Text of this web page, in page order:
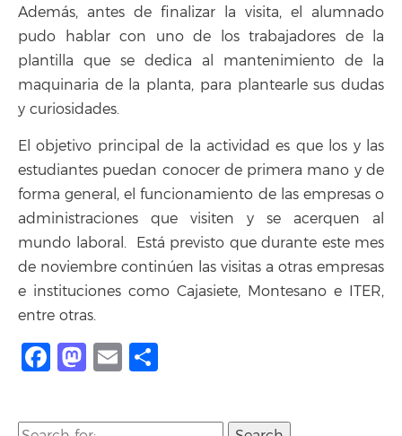
Además, antes de finalizar la visita, el alumnado
pudo hablar con uno de los trabajadores de la
plantilla que se dedica al mantenimiento de la
maquinaria de la planta, para plantearle sus dudas
y curiosidades.
El objetivo principal de la actividad es que los y las
estudiantes puedan conocer de primera mano y de
forma general, el funcionamiento de las empresas o
administraciones que visiten y se acerquen al
mundo laboral. Está previsto que durante este mes
de noviembre continúen las visitas a otras empresas
e instituciones como Cajasiete, Montesano e ITER,
entre otras.
Facebook
Mastodon
Email